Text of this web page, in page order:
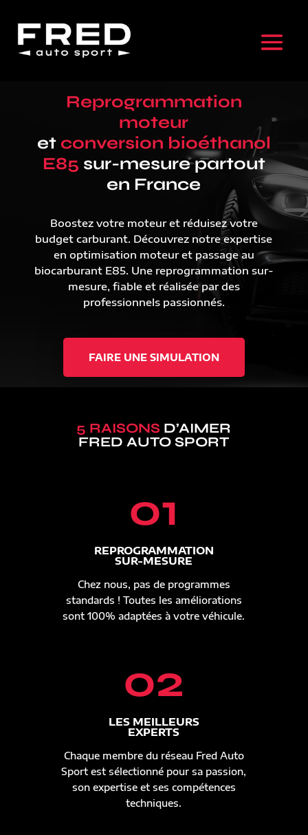
Reprogrammation
moteur
et conversion bioéthanol
E85 sur-mesure partout
en France
Boostez votre moteur et réduisez votre
budget carburant. Découvrez notre expertise
en optimisation moteur et passage au
biocarburant E85. Une reprogrammation sur-
mesure, fiable et réalisée par des
professionnels passionnés.
FAIRE UNE SIMULATION
5 RAISONS D’AIMER
FRED AUTO SPORT
01
REPROGRAMMATION
SUR-MESURE
Chez nous, pas de programmes
standards ! Toutes les améliorations
sont 100% adaptées à votre véhicule.
02
LES MEILLEURS
EXPERTS
Chaque membre du réseau Fred Auto
Sport est sélectionné pour sa passion,
son expertise et ses compétences
techniques.